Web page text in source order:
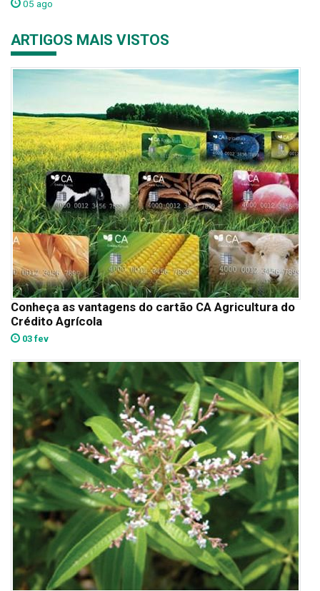
05 ago
ARTIGOS MAIS VISTOS
Conheça as vantagens do cartão CA Agricultura do
Crédito Agrícola
03 fev